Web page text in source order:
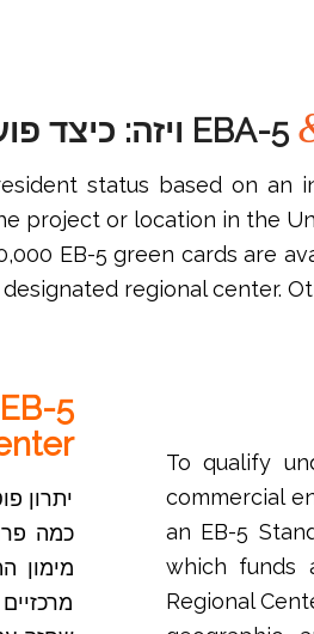
EBA-5 ויזה: כיצד פועל תוכנית המשקיעים
status based on an
project or location in the
EB-5 green cards are
regional center.
To qualify
commercial
an EB-5
which funds
Regional
5
יתרון
מימון